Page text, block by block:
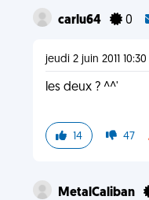
carlu64 0
jeudi 2 juin 2011 10:30
les deux ? ^^'
14 47
MetalCaliban